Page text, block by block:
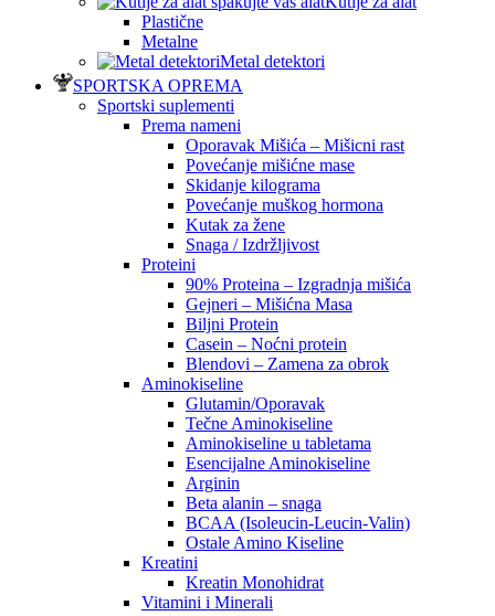
Plastične
Metalne
Metal detektori
SPORTSKA OPREMA
Sportski suplementi
Prema nameni
Oporavak Mišića – Mišicni rast
Povećanje mišićne mase
Skidanje kilograma
Povećanje muškog hormona
Kutak za žene
Snaga / Izdržljivost
Proteini
90% Proteina – Izgradnja mišića
Gejneri – Mišićna Masa
Biljni Protein
Casein – Noćni protein
Blendovi – Zamena za obrok
Aminokiseline
Glutamin/Oporavak
Tečne Aminokiseline
Aminokiseline u tabletama
Esencijalne Aminokiseline
Arginin
Beta alanin – snaga
BCAA (Isoleucin-Leucin-Valin)
Ostale Amino Kiseline
Kreatini
Kreatin Monohidrat
Vitamini i Minerali